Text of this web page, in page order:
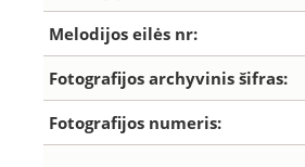
Melodijos eilės nr:
Fotografijos archyvinis šifras:
Fotografijos numeris: